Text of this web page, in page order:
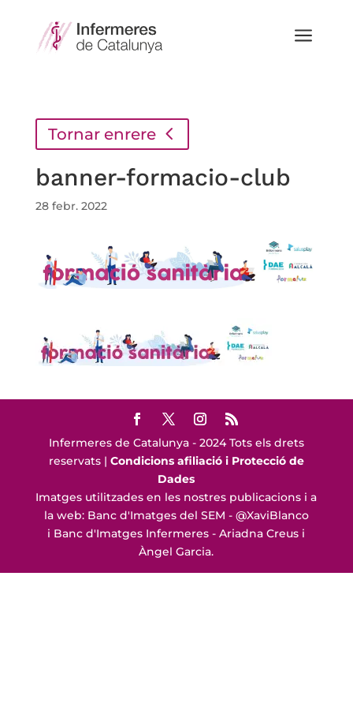
a
Tornar enrere
banner-formacio-club
28 febr. 2022
Infermeres de Catalunya - 2024 Tots els drets
reservats | Condicions afiliació i Protecció de
Dades
Imatges utilitzades en les nostres publicacions i a
la web: Banc d'Imatges del SEM - @XaviBlanco
i Banc d'Imatges Infermeres - Ariadna Creus i
Àngel Garcia.